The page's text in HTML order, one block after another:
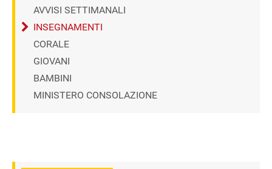
AVVISI SETTIMANALI
INSEGNAMENTI
CORALE
GIOVANI
BAMBINI
MINISTERO CONSOLAZIONE